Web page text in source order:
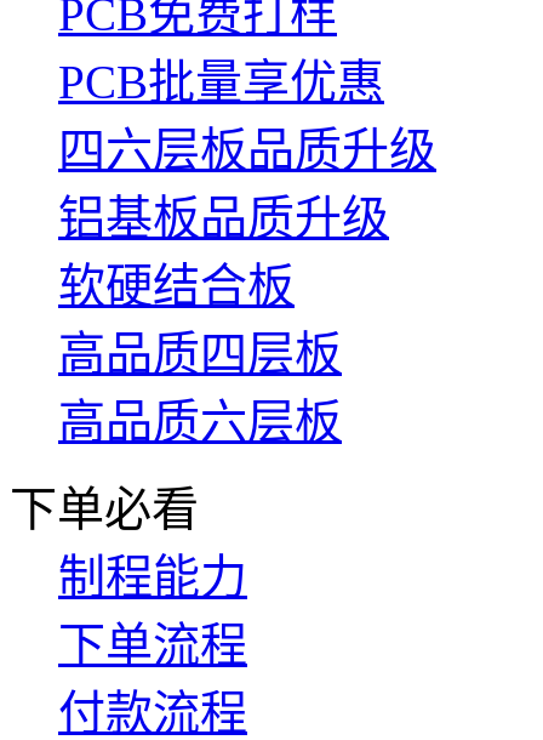
PCB免费打样
PCB批量享优惠
四六层板品质升级
铝基板品质升级
软硬结合板
高品质四层板
高品质六层板
下单必看
制程能力
下单流程
付款流程